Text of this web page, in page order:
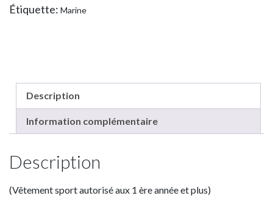
1ère
Étiquette: Marine
Description
Information complémentaire
Description
(Vêtement sport autorisé aux 1 ère année et plus)